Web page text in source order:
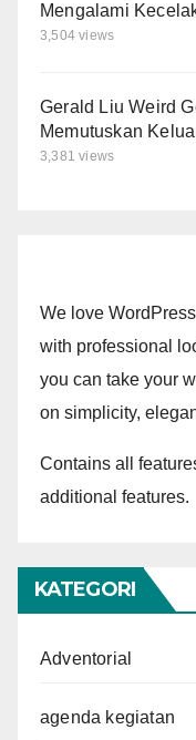
Mengalami
3,504 views
Gerald Liu Weird
Memutuskan
3,381 views
We love
with professional
you can take your
on simplicity,
Contains all
additional features.
KATEGORI
Adventorial
agenda kegiatan